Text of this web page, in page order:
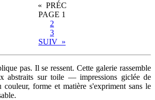
« PRÉC
PAGE 1
2
3
SUIV »
pas. Il se ressent. Cette galerie rassemble
abstraits sur toile — impressions giclée de
couleur, forme et matière s'expriment sans le